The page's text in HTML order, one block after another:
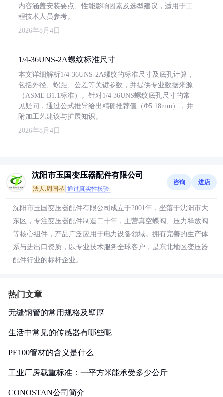
内容涵盖安装要点、性能影响因素及选型建议，适用于工
程技术人员参考。
2026年8月4日
1/4-36UNS-2A螺纹标准尺寸
本文详细解析1/4-36UNS-2A螺纹的标准尺寸及底孔计算，
包括外径、螺距、公差等关键参数，并提供专业数据来源
（ASME B1.1标准）。针对1/4-36UNS螺纹底孔尺寸的常
见疑问，通过公式推导给出精确推荐值（Φ5.18mm），并
附加工艺建议与扩展知识。
2026年8月4日
沈阳市玉国变压器配件有限公司
法人:周国琴 通过真实性核验
咨询 进店
沈阳市玉国变压器配件有限公司成立于2001年，坐落于沈阳市大
东区，专注变压器配件制造二十年，主营真空蝶阀、压力释放阀
等核心组件，产品广泛应用于电力设备领域。拥有完善的生产体
系与进出口资质，以专业技术服务全球客户，是东北地区变压器
配件行业的标杆企业。
热门文章
无缝钢管的常用规格及壁厚
生活中常见的传感器有哪些呢
PE100管材的含义是什么
工业厂房载重标准：一平方米能承受多少公斤
CONOSTAN公司简介